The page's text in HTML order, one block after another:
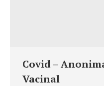
Covid –
Vacinal